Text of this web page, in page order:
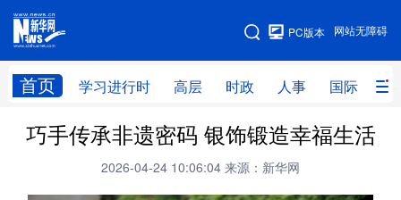
网站无障碍
PC版本
首页 学习进行时 高层 时政 人事 国际 财
网站地图
学习进行时 高层 时政 人事
财经 网评
巧手传承非遗密码 银饰锻造幸福生活
2026-04-24 10:06:04 来源：新华网